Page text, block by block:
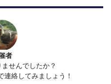
者
せんでしたか？
絡してみましょう！